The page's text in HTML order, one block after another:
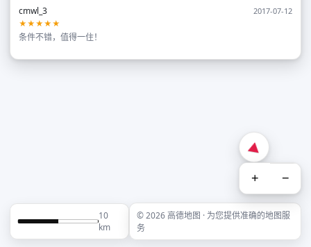
cmwl_3
2017-07-12
★★★★★
条件不错，值得一住！
+ −
10
km
© 2026 高德地图 · 为您提供准确的地图服
务